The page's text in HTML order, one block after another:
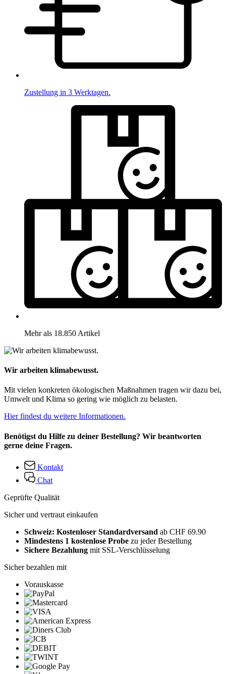
Zustellung in 3 Werktagen.
Mehr als 18.850 Artikel
Wir arbeiten klimabewusst.
Mit vielen konkreten ökologischen Maßnahmen tragen wir dazu bei,
Umwelt und Klima so gering wie möglich zu belasten.
Hier findest du weitere Informationen.
Benötigst du Hilfe zu deiner Bestellung? Wir beantworten
gerne deine Fragen.
Kontakt
Chat
Geprüfte Qualität
Sicher und vertraut einkaufen
Schweiz: Kostenloser Standardversand ab CHF 69.90
Mindestens 1 kostenlose Probe zu jeder Bestellung
Sichere Bezahlung mit SSL-Verschlüsselung
Sicher bezahlen mit
Vorauskasse